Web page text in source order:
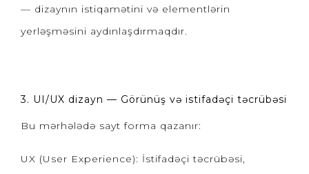
— dizaynın istiqamətini və elementlərin
yerləşməsini aydınlaşdırmaqdır.
3. UI/UX dizayn — Görünüş və istifadəçi təcrübəsi
Bu mərhələdə sayt forma qazanır:
UX (User Experience): İstifadəçi təcrübəsi,